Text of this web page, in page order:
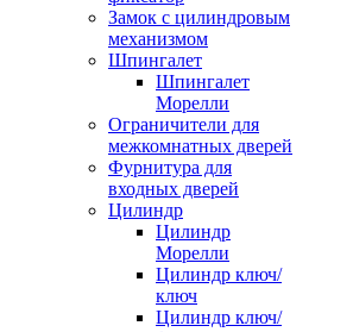
Замок с цилиндровым
механизмом
Шпингалет
Шпингалет
Морелли
Ограничители для
межкомнатных дверей
Фурнитура для
входных дверей
Цилиндр
Цилиндр
Морелли
Цилиндр ключ/
ключ
Цилиндр ключ/